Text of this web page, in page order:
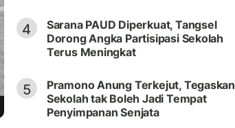
4
Sarana PAUD Diperkuat, Tangsel
Dorong Angka Partisipasi Sekolah
Terus Meningkat
5
Pramono Anung Terkejut, Tegaskan
Sekolah tak Boleh Jadi Tempat
Penyimpanan Senjata